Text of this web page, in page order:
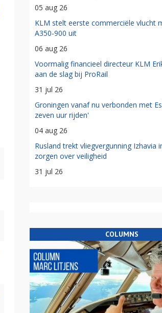
05 aug 26
KLM stelt eerste commerciële vlucht
A350-900 uit
06 aug 26
Voormalig financieel directeur KLM
aan de slag bij ProRail
31 jul 26
Groningen vanaf nu verbonden met
zeven uur rijden'
04 aug 26
Rusland trekt vliegvergunning Izhavia
zorgen over veiligheid
31 jul 26
COLUMNS